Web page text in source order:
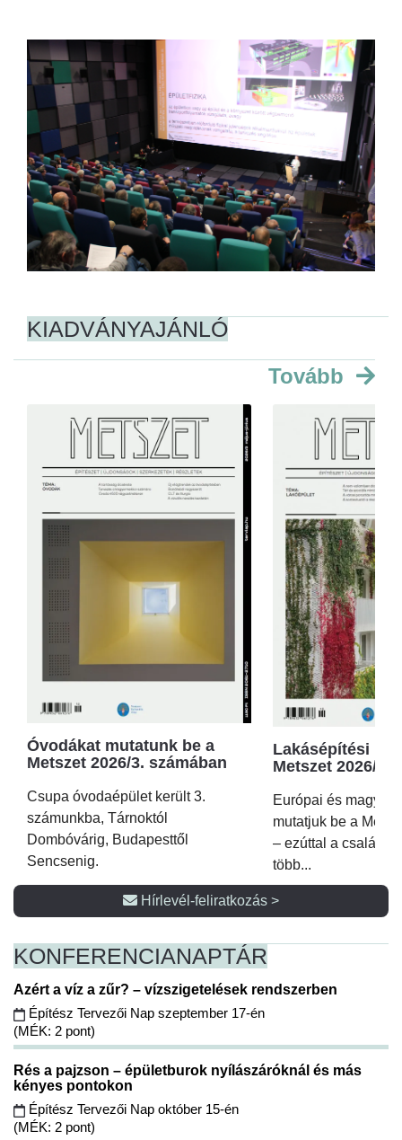
KIADVÁNYAJÁNLÓ
Tovább
Óvodákat mutatunk be a
Metszet 2026/3. számában
Csupa óvodaépület került 3.
számunkba, Tárnoktól
Dombóvárig, Budapesttől
Sencsenig.
Lakásépítési
Metszet 2026/2.
Európai és magyar
mutatjuk be a
– ezúttal a családi
több...
Hírlevél-feliratkozás >
KONFERENCIANAPTÁR
Azért a víz a zűr? – vízszigetelések rendszerben
Építész Tervezői Nap szeptember 17-én
(MÉK: 2 pont)
Rés a pajzson – épületburok nyílászáróknál és más
kényes pontokon
Építész Tervezői Nap október 15-én
(MÉK: 2 pont)